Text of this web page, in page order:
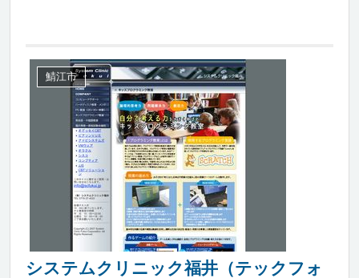
鯖江市
システムクリニック福井（テックフォ